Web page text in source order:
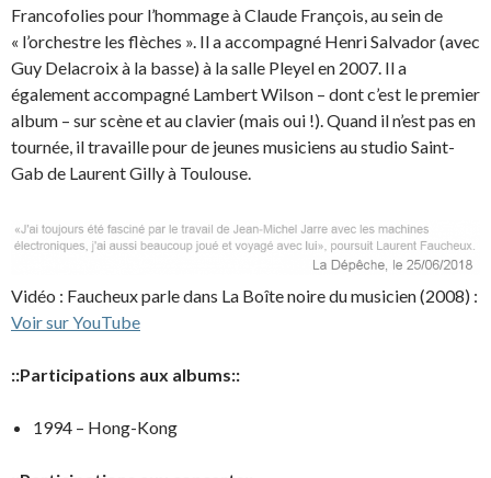
Francofolies pour l’hommage à Claude François, au sein de
« l’orchestre les flèches ». Il a accompagné Henri Salvador (avec
Guy Delacroix à la basse) à la salle Pleyel en 2007. Il a
également accompagné Lambert Wilson – dont c’est le premier
album – sur scène et au clavier (mais oui !). Quand il n’est pas en
tournée, il travaille pour de jeunes musiciens au studio Saint-
Gab de Laurent Gilly à Toulouse.
Vidéo : Faucheux parle dans La Boîte noire du musicien (2008) :
Voir sur YouTube
::Participations aux albums::
1994 – Hong-Kong